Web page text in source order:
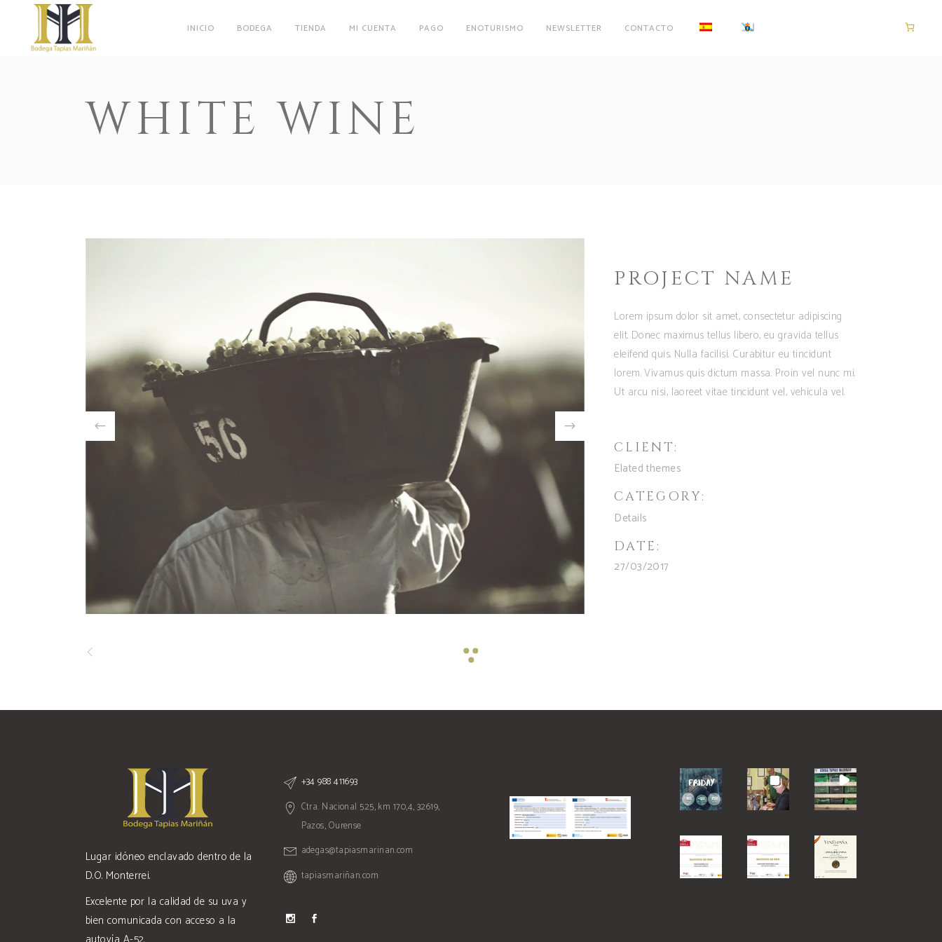
INICIO BODEGA TIENDA MI CUENTA PAGO ENOTURISMO NEWSLETTER CONTACTO
WHITE WINE
PROJECT NAME
Lorem ipsum dolor sit amet, consectetur adipiscing
elit. Donec maximus tellus libero, eu gravida tellus
eleifend quis. Nulla facilisi. Curabitur eu tincidunt
lorem. Vivamus quis dictum massa. Proin vel nunc mi.
Ut arcu nisi, laoreet vitae tincidunt vel, vehicula vel.
CLIENT:
Elated themes
CATEGORY:
Details
DATE:
27/03/2017
Lugar idóneo enclavado dentro de la
D.O. Monterrei.
Excelente por la calidad de su uva y
bien comunicada con acceso a la
+34 988 411693
Ctra. Nacional 525, km 170,4, 32619,
Pazos, Ourense
adegas@tapiasmarinan.com
tapiasmariñan.com